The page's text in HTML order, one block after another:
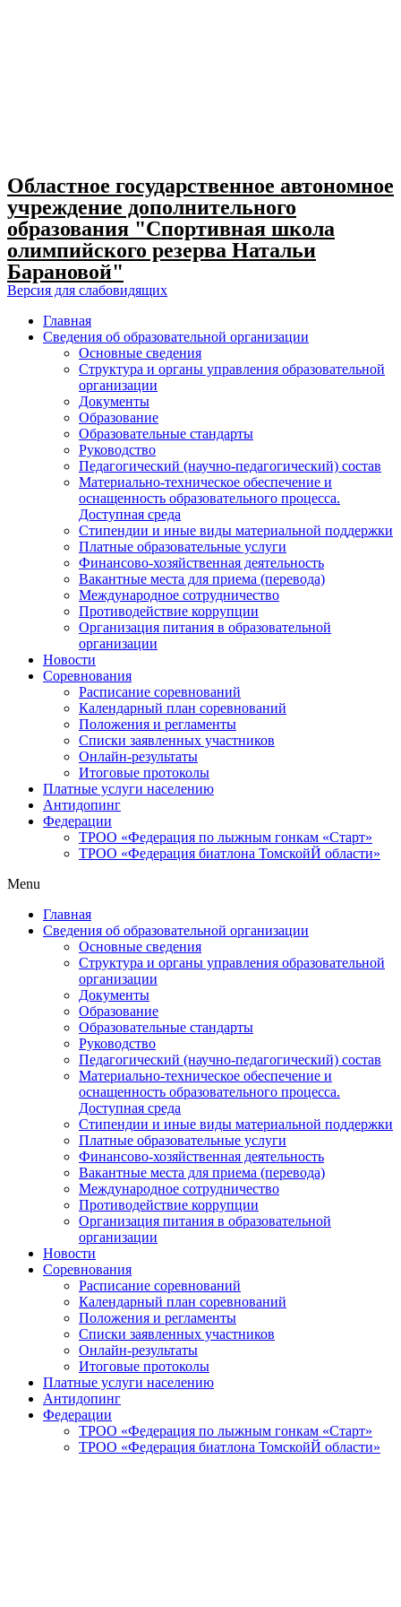
Областное государственное автономное
учреждение дополнительного
образования "Спортивная школа
олимпийского резерва Натальи
Барановой"
Версия для слабовидящих
Главная
Сведения об образовательной организации
Основные сведения
Структура и органы управления образовательной
организации
Документы
Образование
Образовательные стандарты
Руководство
Педагогический (научно-педагогический) состав
Материально-техническое обеспечение и
оснащенность образовательного процесса.
Доступная среда
Стипендии и иные виды материальной поддержки
Платные образовательные услуги
Финансово-хозяйственная деятельность
Вакантные места для приема (перевода)
Международное сотрудничество
Противодействие коррупции
Организация питания в образовательной
организации
Новости
Соревнования
Расписание соревнований
Календарный план соревнований
Положения и регламенты
Списки заявленных участников
Онлайн-результаты
Итоговые протоколы
Платные услуги населению
Антидопинг
Федерации
ТРОО «Федерация по лыжным гонкам «Старт»
ТРОО «Федерация биатлона ТомскойЙ области»
Menu
Главная
Сведения об образовательной организации
Основные сведения
Структура и органы управления образовательной
организации
Документы
Образование
Образовательные стандарты
Руководство
Педагогический (научно-педагогический) состав
Материально-техническое обеспечение и
оснащенность образовательного процесса.
Доступная среда
Стипендии и иные виды материальной поддержки
Платные образовательные услуги
Финансово-хозяйственная деятельность
Вакантные места для приема (перевода)
Международное сотрудничество
Противодействие коррупции
Организация питания в образовательной
организации
Новости
Соревнования
Расписание соревнований
Календарный план соревнований
Положения и регламенты
Списки заявленных участников
Онлайн-результаты
Итоговые протоколы
Платные услуги населению
Антидопинг
Федерации
ТРОО «Федерация по лыжным гонкам «Старт»
ТРОО «Федерация биатлона ТомскойЙ области»